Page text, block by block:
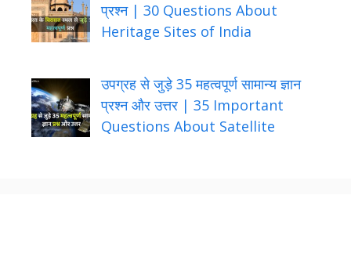
प्रश्न | 30 Questions About
Heritage Sites of India
उपग्रह से जुड़े 35 महत्वपूर्ण सामान्य ज्ञान
प्रश्न और उत्तर | 35 Important
Questions About Satellite